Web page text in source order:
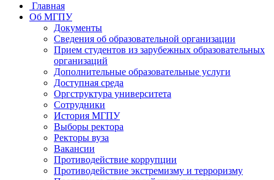
Главная
Об МГПУ
Документы
Сведения об образовательной организации
Прием студентов из зарубежных образовательных
организаций
Дополнительные образовательные услуги
Доступная среда
Оргструктура университета
Сотрудники
История МГПУ
Выборы ректора
Ректоры вуза
Вакансии
Противодействие коррупции
Противодействие экстремизму и терроризму